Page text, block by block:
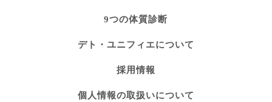
9つの体質診断
デト・ユニフィエについて
採用情報
個人情報の取扱いについて